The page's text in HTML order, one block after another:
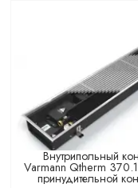
Внутрипольный
Varmann Qtherm
принудительной